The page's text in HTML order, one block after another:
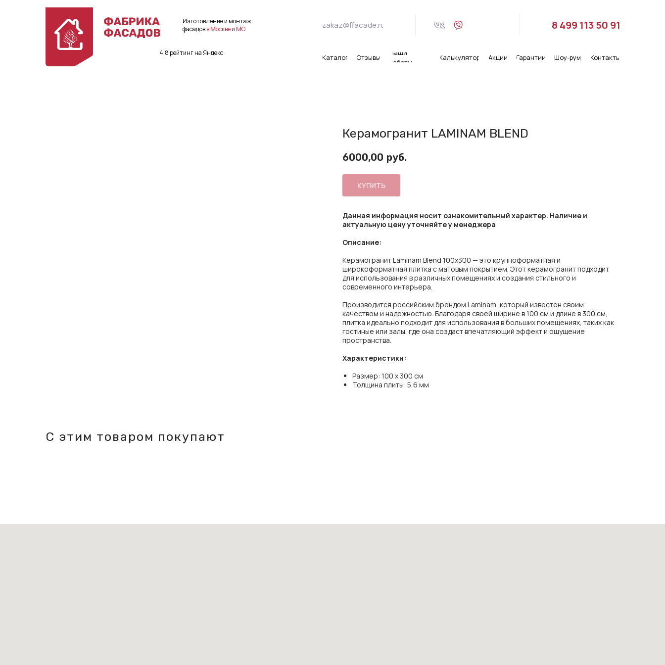
Гарантии Шоу-рум
Акции
Калькулятор
Наши
работы
Отзывы Контакты
Изготовление и монтаж
фасадовв Москве и МО zakaz@ffacade.ru
Каталог
4,8 рейтинг на Яндекс
8 499 113 50 91
Керамогранит LAMINAM BLEND
6000,00 руб.
КУПИТЬ
Данная информация носит ознакомительный характер. Наличие и
актуальную цену уточняйте у менеджера
Описание:
Керамогранит Laminam Blend 100x300 — это крупноформатная и
широкоформатная плитка с матовым покрытием. Этот керамогранит подходит
для использования в различных помещениях и создания стильного и
современного интерьера.
Производится российским брендом Laminam, который известен своим
качеством и надежностью. Благодаря своей ширине в 100 см и длине в 300 см,
плитка идеально подходит для использования в больших помещениях, таких как
гостиные или залы, где она создаст впечатляющий эффект и ощущение
пространства.
Характеристики:
Размер: 100 х 300 см
Толщина плиты: 5,6 мм
С этим товаром покупают